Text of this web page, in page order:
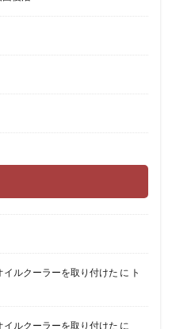
イルクーラーを取り付けた に ト
イルクーラーを取り付けた に